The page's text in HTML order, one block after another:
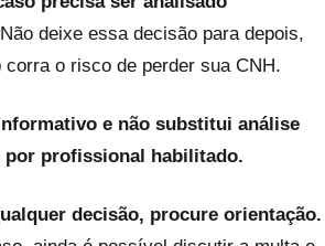
deixe essa decisão para depois,
corra o risco de perder sua CNH.
e não substitui análise
por profissional habilitado.
decisão, procure orientação.